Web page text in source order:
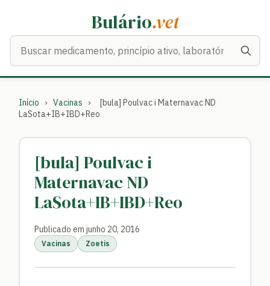
Bulário.vet
Início › Vacinas ›
[bula] Poulvac i Maternavac ND
LaSota+IB+IBD+Reo
[bula] Poulvac i
Maternavac ND
LaSota+IB+IBD+Reo
Publicado em junho 20, 2016
Vacinas Zoetis